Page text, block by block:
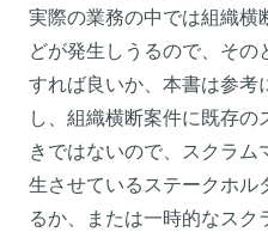
実際の業務の中では組織横
どが発生しうるので、その
すれば良いか、本書は参考
し、組織横断案件に既存
きではないので、スクラム
生させているステークホル
るか、または一時的なスク